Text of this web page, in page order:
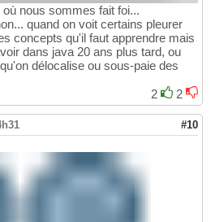
nous sommes fait foi...
quand on voit certains pleurer
concepts qu'il faut apprendre mais
dans java 20 ans plus tard, ou
délocalise ou sous-paie des
2
2
#10